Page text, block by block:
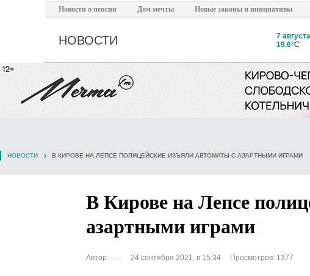
Новости о пенсии Дом мечты Новые законы и инициативы
НОВОСТИ
7 августа
19.6°C
НОВОСТИ В КИРОВЕ НА ЛЕПСЕ ПОЛИЦЕЙСКИЕ ИЗЪЯЛИ АВТОМАТЫ С АЗАРТНЫМИ ИГРАМИ
В Кирове на Лепсе
азартными играми
Автор: - - - 24 сентября 2021, в 15:34 Просмотров: 1377